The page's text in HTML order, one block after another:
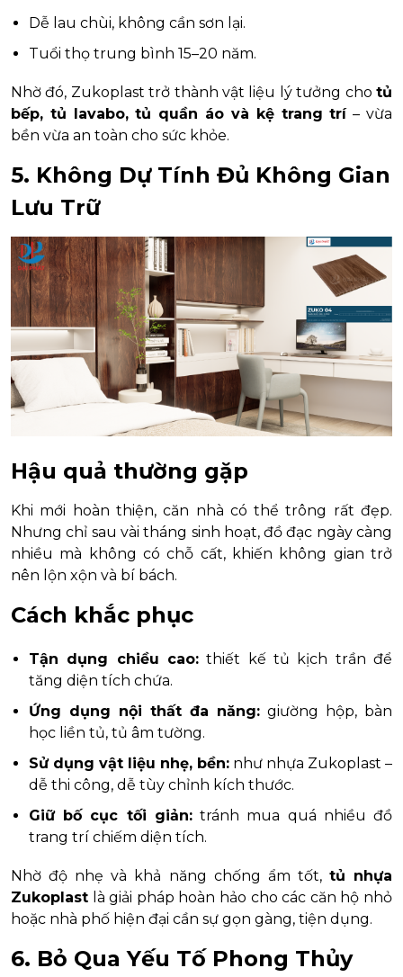
Dễ lau chùi, không cần sơn lại.
Tuổi thọ trung bình 15–20 năm.
Nhờ đó, Zukoplast trở thành vật liệu lý tưởng cho tủ
bếp, tủ lavabo, tủ quần áo và kệ trang trí– vừa
bền vừa an toàn cho sức khỏe.
5. Không Dự Tính Đủ Không Gian
Lưu Trữ
Hậu quả thường gặp
Khi mới hoàn thiện, căn nhà có thể trông rất đẹp.
Nhưng chỉ sau vài tháng sinh hoạt, đồ đạc ngày càng
nhiều mà không có chỗ cất, khiến không gian trở
nên lộn xộn và bí bách.
Cách khắc phục
Tận dụng chiều cao: thiết kế tủ kịch trần để
tăng diện tích chứa.
Ứng dụng nội thất đa năng: giường hộp, bàn
học liền tủ, tủ âm tường.
Sử dụng vật liệu nhẹ, bền: như nhựa Zukoplast –
dễ thi công, dễ tùy chỉnh kích thước.
Giữ bố cục tối giản:tránh mua quá nhiều đồ
trang trí chiếm diện tích.
Nhờ độ nhẹ và khả năng chống ẩm tốt, tủ nhựa
Zukoplast là giải pháp hoàn hảo cho các căn hộ nhỏ
hoặc nhà phố hiện đại cần sự gọn gàng, tiện dụng.
6. Bỏ Qua Yếu Tố Phong Thủy